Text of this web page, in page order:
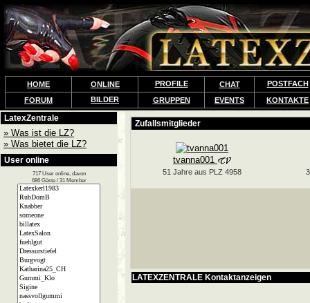
HOME ONLINE PROFILE CHAT
POSTFACH
FORUM
BILDER GRUPPEN EVENTS KONTAKTE
LatexZentrale
» Was ist die LZ?
» Was bietet die LZ?
User online
717 User online, davon
686 Gäste / 31 Member
LATEXZENTRALE Kontaktanzeigen